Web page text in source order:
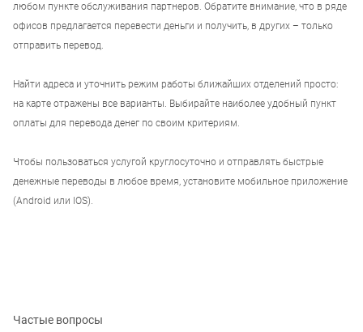
любом пункте обслуживания партнеров. Обратите внимание, что в ряде
офисов предлагается перевести деньги и получить, в других – только
отправить перевод.
Найти адреса и уточнить режим работы ближайших отделений просто:
на карте отражены все варианты. Выбирайте наиболее удобный пункт
оплаты для перевода денег по своим критериям.
Чтобы пользоваться услугой круглосуточно и отправлять быстрые
денежные переводы в любое время, установите мобильное приложение
(Android или IOS).
Частые вопросы